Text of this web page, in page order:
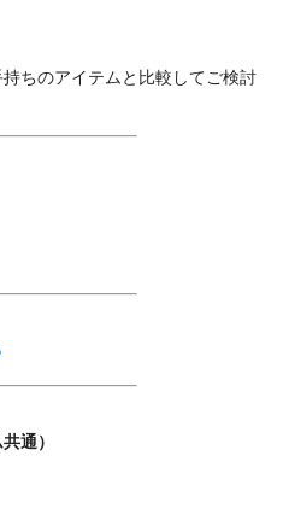
ちのアイテムと比較してご検討
通）